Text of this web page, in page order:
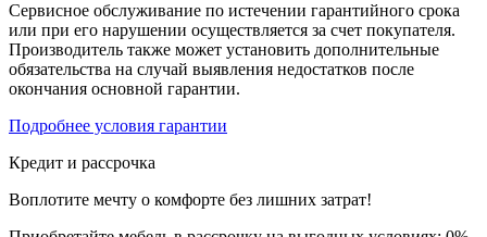
Сервисное обслуживание по истечении гарантийного срока
или при его нарушении осуществляется за счет покупателя.
Производитель также может установить дополнительные
обязательства на случай выявления недостатков после
окончания основной гарантии.
Подробнее условия гарантии
Кредит и рассрочка
Воплотите мечту о комфорте без лишних затрат!